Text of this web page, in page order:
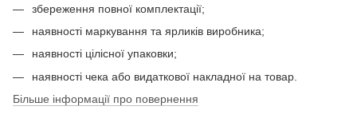
збереження повної комплектації;
наявності маркування та ярликів виробника;
наявності цілісної упаковки;
наявності чека або видаткової накладної на товар.
Більше інформації про повернення